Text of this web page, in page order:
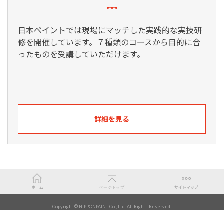
日本ペイントでは現場にマッチした実践的な実技研
修を開催しています。７種類のコースから目的に合
ったものを受講していただけます。
詳細を見る
ホーム ページトップ サイトマップ
Copyright © NIPPONPAINT Co., Ltd. All Rights Reserved.